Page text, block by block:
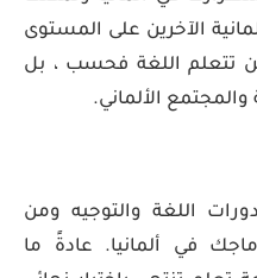
الآخرين على المستوى
تتعلم اللغة فحسب ، بل
الألماني.
اللغة والتوجيه ومن
في ألمانيا. عادةً ما